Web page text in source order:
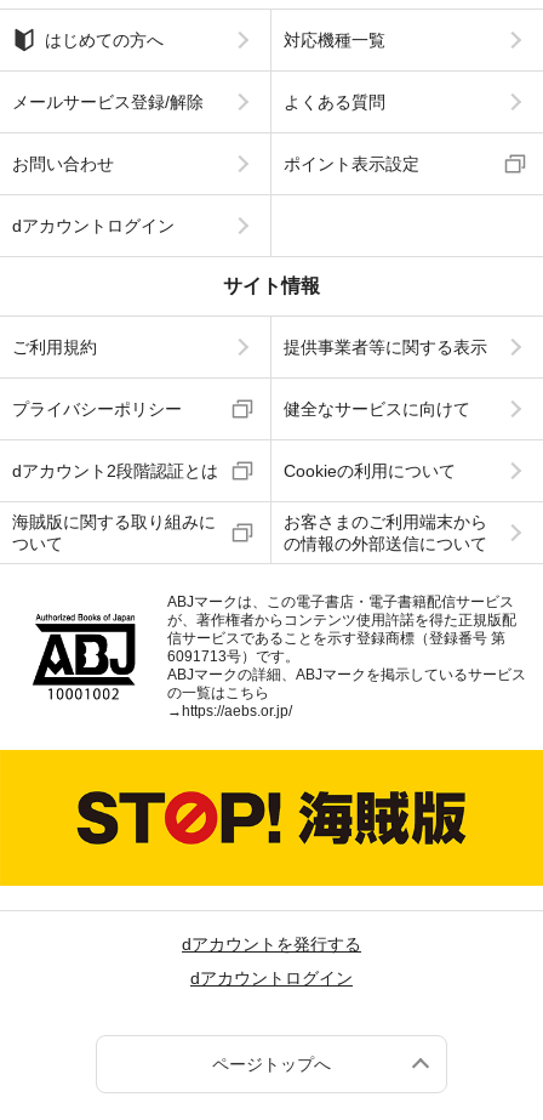
はじめての方へ 対応機種一覧
メールサービス登録/解除 よくある質問
お問い合わせ ポイント表示設定
dアカウントログイン
サイト情報
ご利用規約 提供事業者等に関する表示
プライバシーポリシー 健全なサービスに向けて
dアカウント2段階認証とは Cookieの利用について
海賊版に関する取り組みに
ついて
お客さまのご利用端末から
の情報の外部送信について
ABJマークは、この電子書店・電子書籍配信サービス
が、著作権者からコンテンツ使用許諾を得た正規版配
信サービスであることを示す登録商標（登録番号 第
6091713号）です。
ABJマークの詳細、ABJマークを掲示しているサービス
の一覧はこちら
→https://aebs.or.jp/
dアカウントを発行する
dアカウントログイン
ページトップへ